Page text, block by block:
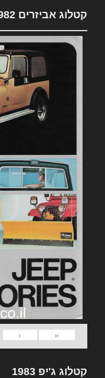
קטלוג אביזרים 1982 Jeep
«
‹
קטלוג ג'יפ 1983